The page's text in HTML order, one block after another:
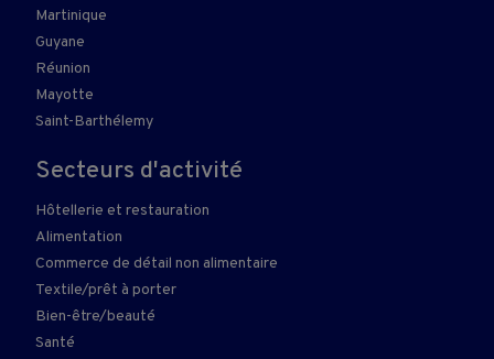
Martinique
Guyane
Réunion
Mayotte
Saint-Barthélemy
Secteurs d'activité
Hôtellerie et restauration
Alimentation
Commerce de détail non alimentaire
Textile/prêt à porter
Bien-être/beauté
Santé